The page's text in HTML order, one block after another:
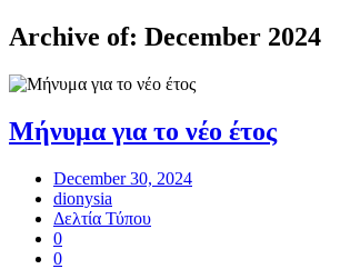
Archive of: December 2024
Μήνυμα για το νέο έτος
December 30, 2024
dionysia
Δελτία Τύπου
0
0